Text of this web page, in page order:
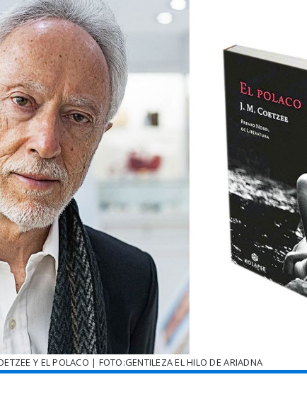
Y EL POLACO | FOTO:GENTILEZA EL HILO DE ARIADNA